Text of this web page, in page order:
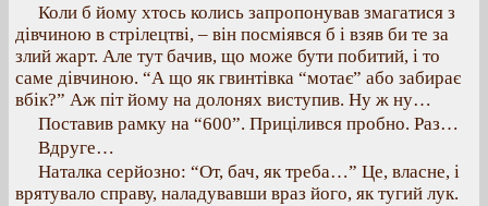
Коли б йому хтось колись запропонував змагатися з
дівчиною в стрілецтві, – він посміявся б і взяв би те за
злий жарт. Але тут бачив, що може бути побитий, і то
саме дівчиною. “А що як гвинтівка “мотає” або забирає
вбік?” Аж піт йому на долонях виступив. Ну ж ну…
Поставив рамку на “600”. Прицілився пробно. Раз…
Вдруге…
Наталка серйозно: “От, бач, як треба…” Це, власне, і
врятувало справу, наладувавши враз його, як тугий лук.